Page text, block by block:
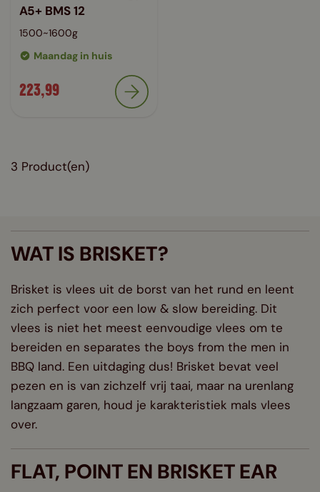
A5+ BMS 12
1500~1600g
Maandag in huis
223,99
3 Product(en)
WAT IS BRISKET?
Brisket is vlees uit de borst van het rund en leent
zich perfect voor een low & slow bereiding. Dit
vlees is niet het meest eenvoudige vlees om te
bereiden en separates the boys from the men in
BBQ land. Een uitdaging dus! Brisket bevat veel
pezen en is van zichzelf vrij taai, maar na urenlang
langzaam garen, houd je karakteristiek mals vlees
over.
FLAT, POINT EN BRISKET EAR